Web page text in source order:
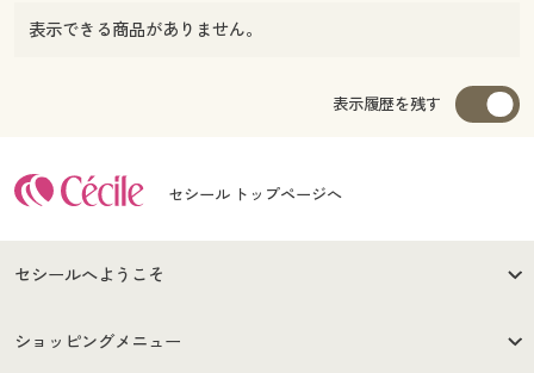
表示できる商品がありません。
表示履歴を残す
セシール トップページへ
セシールへようこそ
はじめての方へ
ショッピングメニュー